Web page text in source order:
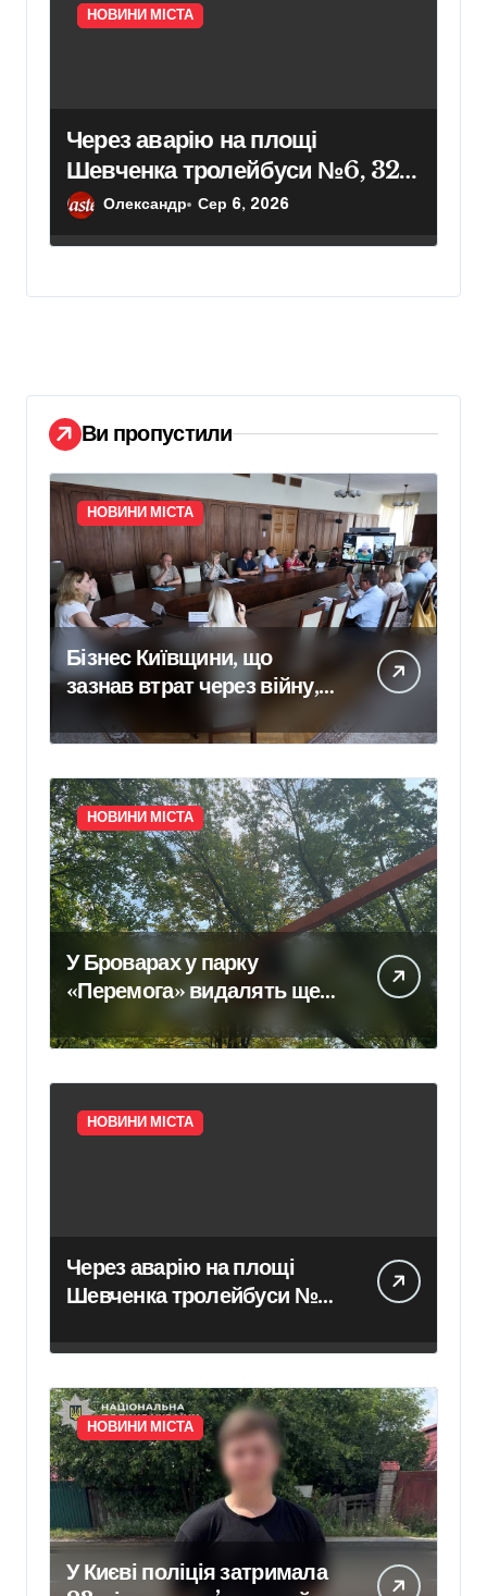
НОВИНИ МІСТА
Через аварію на площі
Шевченка тролейбуси №6, 32
та 33 курсують із затримкою
Олександр Сер 6, 2026
Ви пропустили
НОВИНИ МІСТА
Бізнес Київщини, що
зазнав втрат через війну,
компенсацію понад 400
тис. грн
НОВИНИ МІСТА
У Броварах у парку
«Перемога» видалять ще
20 дерев, уражених
небезпечним шкідником
НОВИНИ МІСТА
Через аварію на площі
Шевченка тролейбуси №6,
затримкою
НОВИНИ МІСТА
У Києві поліція затримала